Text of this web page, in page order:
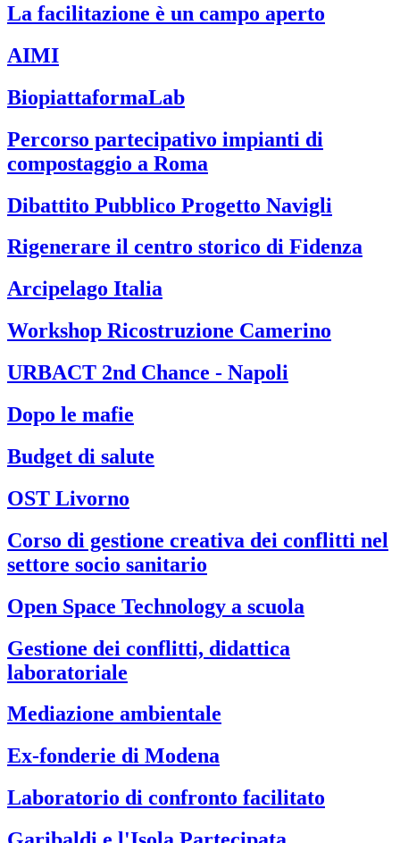
La facilitazione è un campo aperto
AIMI
BiopiattaformaLab
Percorso partecipativo impianti di
compostaggio a Roma
Dibattito Pubblico Progetto Navigli
Rigenerare il centro storico di Fidenza
Arcipelago Italia
Workshop Ricostruzione Camerino
URBACT 2nd Chance - Napoli
Dopo le mafie
Budget di salute
OST Livorno
Corso di gestione creativa dei conflitti nel
settore socio sanitario
Open Space Technology a scuola
Gestione dei conflitti, didattica
laboratoriale
Mediazione ambientale
Ex-fonderie di Modena
Laboratorio di confronto facilitato